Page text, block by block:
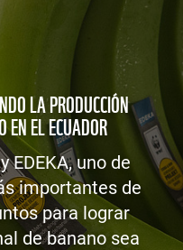
LA PRODUCCIÓN
EN EL ECUADOR
EDEKA, uno de
importantes de
para lograr
de banano sea